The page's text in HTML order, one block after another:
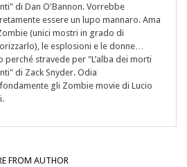
di Dan O'Bannon. Vorrebbe
essere un lupo mannaro. Ama
(unici mostri in grado di
le esplosioni e le donne…
perché stravede per "L’alba dei morti
di Zack Snyder. Odia
gli Zombie movie di Lucio
FROM AUTHOR